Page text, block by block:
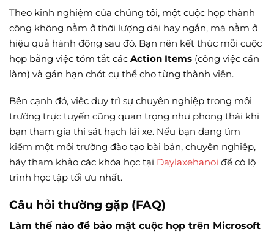
Theo kinh nghiệm của chúng tôi, một cuộc họp thành
công không nằm ở thời lượng dài hay ngắn, mà nằm ở
hiệu quả hành động sau đó. Bạn nên kết thúc mỗi cuộc
họp bằng việc tóm tắt các Action Items (công việc cần
làm) và gán hạn chót cụ thể cho từng thành viên.
Bên cạnh đó, việc duy trì sự chuyên nghiệp trong môi
trường trực tuyến cũng quan trọng như phong thái khi
bạn tham gia thi sát hạch lái xe. Nếu bạn đang tìm
kiếm một môi trường đào tạo bài bản, chuyên nghiệp,
hãy tham khảo các khóa học tại Daylaxehanoi để có lộ
trình học tập tối ưu nhất.
Câu hỏi thường gặp (FAQ)
Làm thế nào để bảo mật cuộc họp trên Microsoft